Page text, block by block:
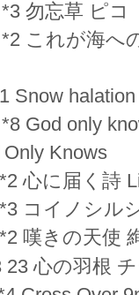
勿忘草 ピコ
これが海へ
Snow halation
God only
Knows
心に届く詩
コイノシル
嘆きの天使
23 心の羽根